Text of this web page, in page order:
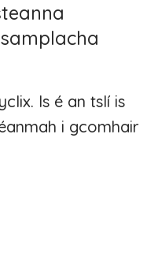
Is é an tslí is
i gcomhair